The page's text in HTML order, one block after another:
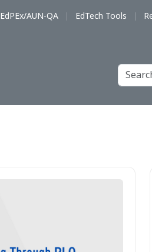
EdPEx/AUN-QA EdTech Tools